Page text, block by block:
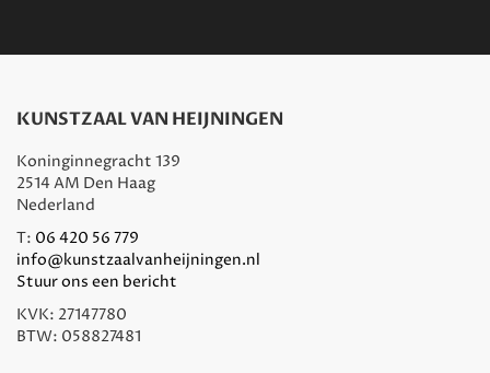
KUNSTZAAL VAN HEIJNINGEN
Koninginnegracht 139
2514 AM Den Haag
Nederland
T: 06 420 56 779
info@kunstzaalvanheijningen.nl
Stuur ons een bericht
KVK: 27147780
BTW: 058827481